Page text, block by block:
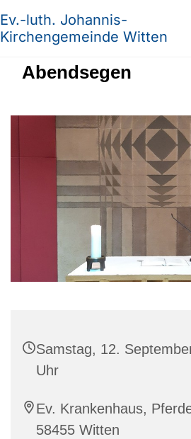
Ev.-luth. Johannis-
Kirchengemeinde Witten
Abendsegen
Samstag, 12.
Uhr
Ev. Krankenhaus,
58455 Witten